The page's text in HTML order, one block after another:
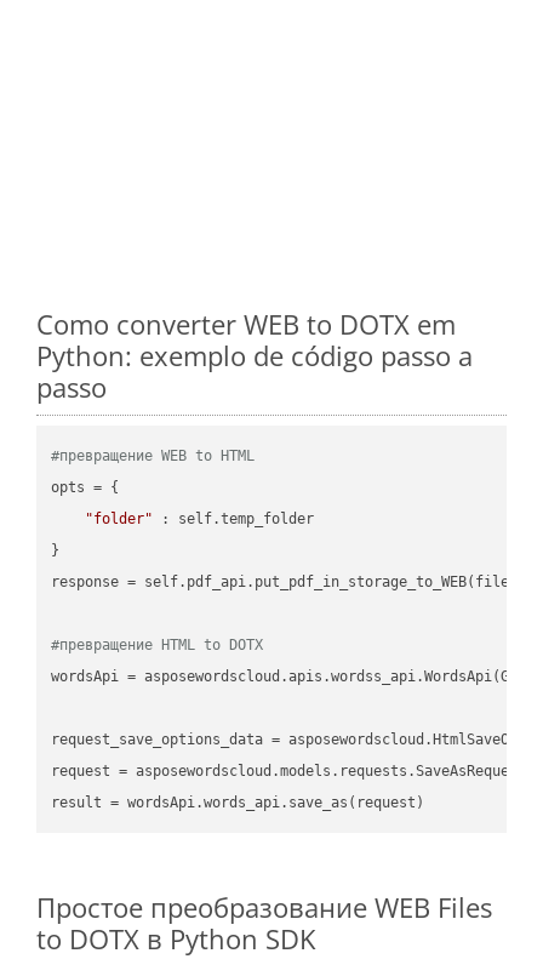
Como converter WEB to DOTX em
Python: exemplo de código passo a
passo
#превращение WEB to HTML
opts = {
"folder" : self.temp_folder
}
response =
#превращение HTML to DOTX
wordsApi =
request_save_options_data =
request =
Простое преобразование WEB Files
to DOTX в Python SDK